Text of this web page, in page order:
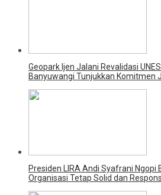
Geopark Ijen Jalani Revalidasi
Banyuwangi Tunjukkan Komitmen
Presiden LIRA Andi Syafrani Ngopi
Organisasi Tetap Solid dan